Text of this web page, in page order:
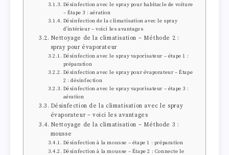
Désinfection avec le spray pour habitacle de voiture
– Étape 3 : aération
Désinfection de la climatisation avec le spray
d’intérieur – voici les avantages
Nettoyage de la climatisation – Méthode 2 :
spray pour évaporateur
Désinfection avec le spray vaporisateur – étape 1 :
préparation
Désinfection avec le spray pour évaporateur – Étape
2 : désinfection
Désinfection avec le spray vaporisateur – étape 3 :
aération
Désinfection de la climatisation avec le spray
évaporateur – voici les avantages
Nettoyage de la climatisation – Méthode 3 :
mousse
Désinfection à la mousse – étape 1 : préparation
Désinfection à la mousse – Étape 2 : Connecte le